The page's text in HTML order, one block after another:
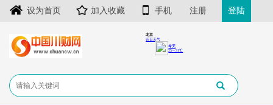
设为首页 加入收藏 手机 注册 登陆